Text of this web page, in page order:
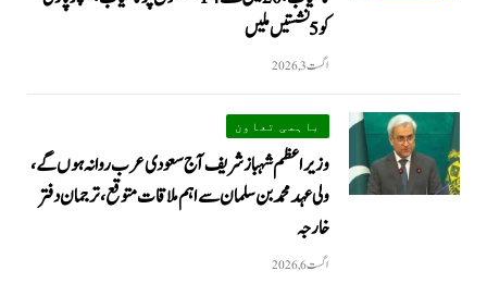
کو 5 نشستیں ملیں
اگست 3, 2026
باہمی تعاون
وزیراعظم شہباز شریف آج سعودی عرب روانہ ہوں گے،
ولی عہد محمد بن سلمان سے اہم ملاقات متوقع، ترجمان دفتر
خارجہ
اگست 6, 2026